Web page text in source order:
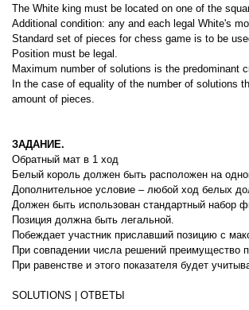
The White king must be located on one of the
Additional condition: any and each legal White's
Standard set of pieces for chess game is to be
Position must be legal.
Maximum number of solutions is the predominant
In the case of equality of the number of solutions
amount of pieces.
ЗАДАНИЕ.
Обратный мат в 1 ход
Белый король должен быть расположен на
Дополнительное условие – любой ход белых
Должен быть использован стандартный набор
Позиция должна быть легальной.
Побеждает участник приславший позицию с
При совпадении числа решений преимущество
При равенстве и этого показателя будет
SOLUTIONS | ОТВЕТЫ